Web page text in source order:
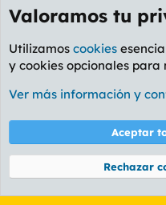
Etiquetas
Cookies
PL
Términos y
Community platform by XenForo® ©
Valoramos tu
Utilizamos cookies
y cookies opcionales
Ver más información y
Aceptar
Rechazar